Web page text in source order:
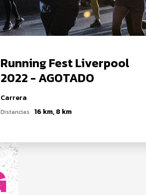
Running Fest Liverpool
2022 - AGOTADO
Carrera
Distancias 16 km, 8 km